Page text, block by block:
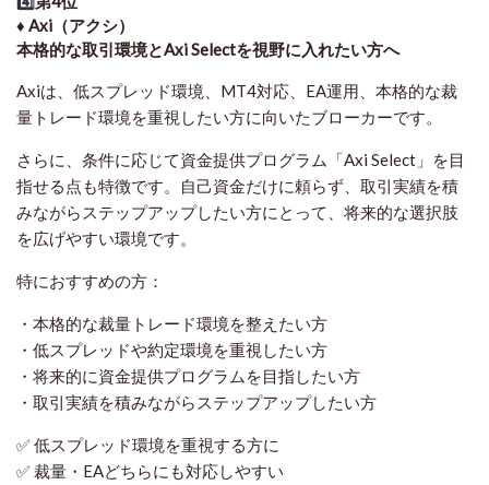
♦️ Axi（アクシ）
本格的な取引環境とAxi Selectを視野に入れたい方へ
Axiは、低スプレッド環境、MT4対応、EA運用、本格的な裁
量トレード環境を重視したい方に向いたブローカーです。
さらに、条件に応じて資金提供プログラム「Axi Select」を目
指せる点も特徴です。自己資金だけに頼らず、取引実績を積
みながらステップアップしたい方にとって、将来的な選択肢
を広げやすい環境です。
特におすすめの方：
・本格的な裁量トレード環境を整えたい方
・低スプレッドや約定環境を重視したい方
・将来的に資金提供プログラムを目指したい方
・取引実績を積みながらステップアップしたい方
✅ 低スプレッド環境を重視する方に
✅ 裁量・EAどちらにも対応しやすい